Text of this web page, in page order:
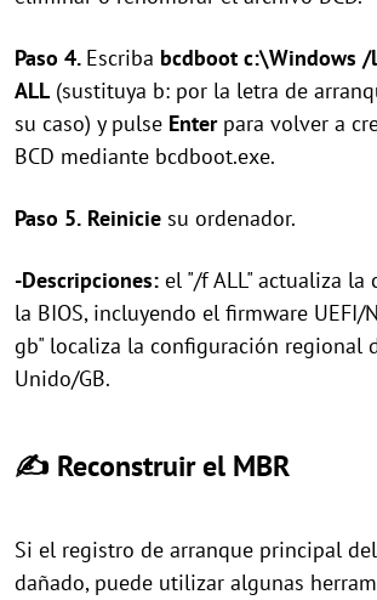
Paso 4. Escriba bcdboot c:\Windows
ALL (sustituya b: por la letra de
su caso) y pulse Enterpara volver a
BCD mediante bcdboot.exe.
Paso 5. Reinicie su ordenador.
-Descripciones: el "/f ALL" actualiza la
la BIOS, incluyendo el firmware UEFI/
gb" localiza la configuración regional
Unido/GB.
✍ Reconstruir el MBR
Si el registro de arranque principal
dañado, puede utilizar algunas